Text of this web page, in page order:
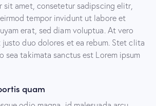
sit amet, consetetur sadipscing elitr,
tempor invidunt ut labore et
erat, sed diam voluptua. At vero
justo duo dolores et ea rebum. Stet clita
sea takimata sanctus est Lorem ipsum
quam